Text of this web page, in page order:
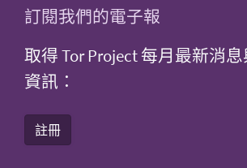
訂閱我們的電子報
取得 Tor Project 每月最新消
資訊：
註冊